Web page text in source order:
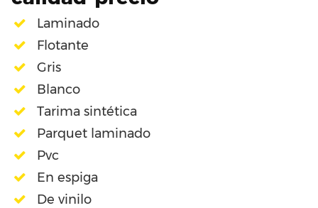
Laminado
Flotante
Gris
Blanco
Tarima sintética
Parquet laminado
Pvc
En espiga
De vinilo